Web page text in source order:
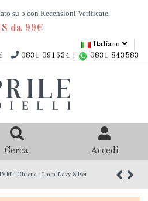
da 99€
Italiano
0831 091634 0831 843583
Cerca Accedi
Chrono 40mm Navy Silver